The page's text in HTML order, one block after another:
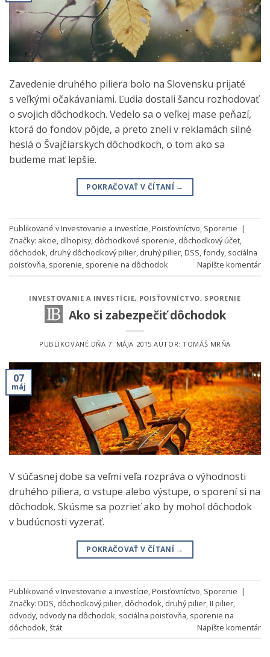
Zavedenie druhého piliera bolo na Slovensku prijaté
s veľkými očakávaniami. Ľudia dostali šancu rozhodovať
o svojich dôchodkoch. Vedelo sa o veľkej mase peňazí,
ktorá do fondov pôjde, a preto zneli v reklamách silné
heslá o Švajčiarskych dôchodkoch, o tom ako sa
budeme mať lepšie.
POKRAČOVAŤ V ČÍTANÍ →
Publikované vInvestovanie a investície,Poisťovníctvo, Sporenie |
Značky: akcie, dlhopisy, dôchodkové sporenie, dôchodkový účet,
dôchodok, druhý dôchodkový pilier, druhý pilier,DSS,fondy, sociálna
poisťovňa, sporenie, sporenie na dôchodok Napíšte komentár
INVESTOVANIE A INVESTÍCIE, POISŤOVNÍCTVO, SPORENIE
Ako si zabezpečiť dôchodok
PUBLIKOVANÉ DŇA7. MÁJA 2015 AUTOR:TOMÁŠ MRŇA
07
máj
V súčasnej dobe sa veľmi veľa rozpráva o výhodnosti
druhého piliera, o vstupe alebo výstupe, o sporení si na
dôchodok. Skúsme sa pozrieť ako by mohol dôchodok
v budúcnosti vyzerať.
POKRAČOVAŤ V ČÍTANÍ →
Publikované vInvestovanie a investície,Poisťovníctvo, Sporenie |
Značky: DDS, dôchodkový pilier, dôchodok, druhý pilier,II pilier,
odvody, odvody na dôchodok, sociálna poisťovňa, sporenie na
dôchodok,štát Napíšte komentár